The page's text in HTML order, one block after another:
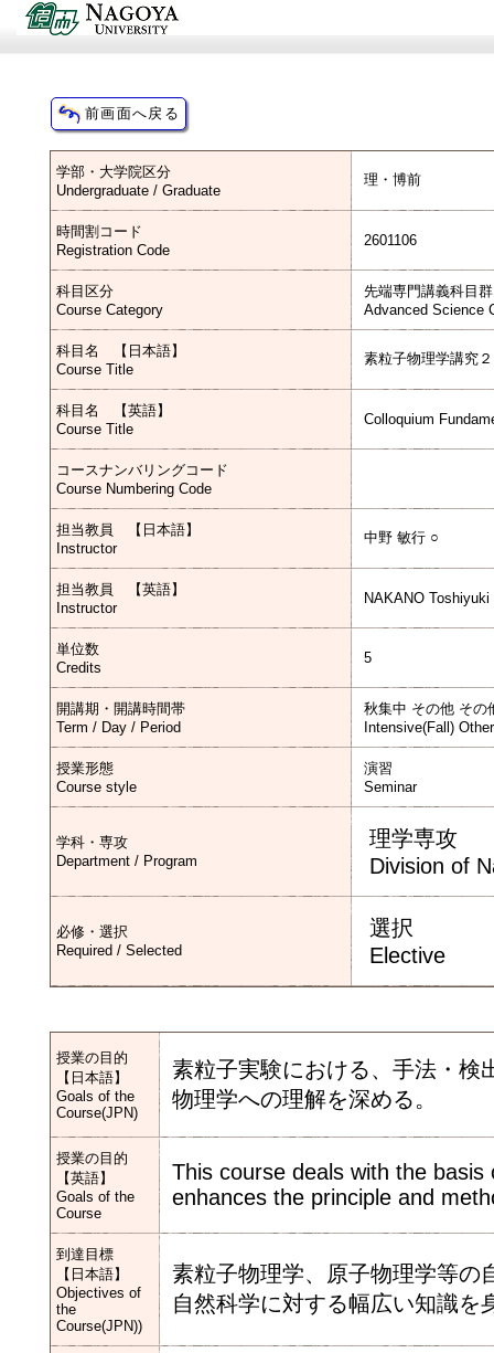
学部・大学院区分
Undergraduate / Graduate
理・博前
時間割コード
Registration Code
2601106
科目区分
Course Category
先端専門講義科目
Advanced Science
科目名 【日本語】
Course Title
素粒子物理学講究２
科目名 【英語】
Course Title
Colloquium
コースナンバリングコード
Course Numbering Code
担当教員 【日本語】
Instructor
中野 敏行 ○
担当教員 【英語】
Instructor
NAKANO Toshiyuki
単位数
Credits
5
開講期・開講時間帯
Term / Day / Period
秋集中 その他 その
Intensive(Fall)
授業形態
Course style
演習
Seminar
学科・専攻
Department / Program
理学専攻
Division of
必修・選択
Required / Selected
選択
Elective
授業の目的
【日本語】
Goals of the
Course(JPN)
素粒子実験における、手法・検
物理学への理解を深める。
授業の目的
【英語】
Goals of the
Course
This course deals with the
enhances the principle and
到達目標
【日本語】
Objectives of
the
Course(JPN))
素粒子物理学、原子物理学等の
自然科学に対する幅広い知識を